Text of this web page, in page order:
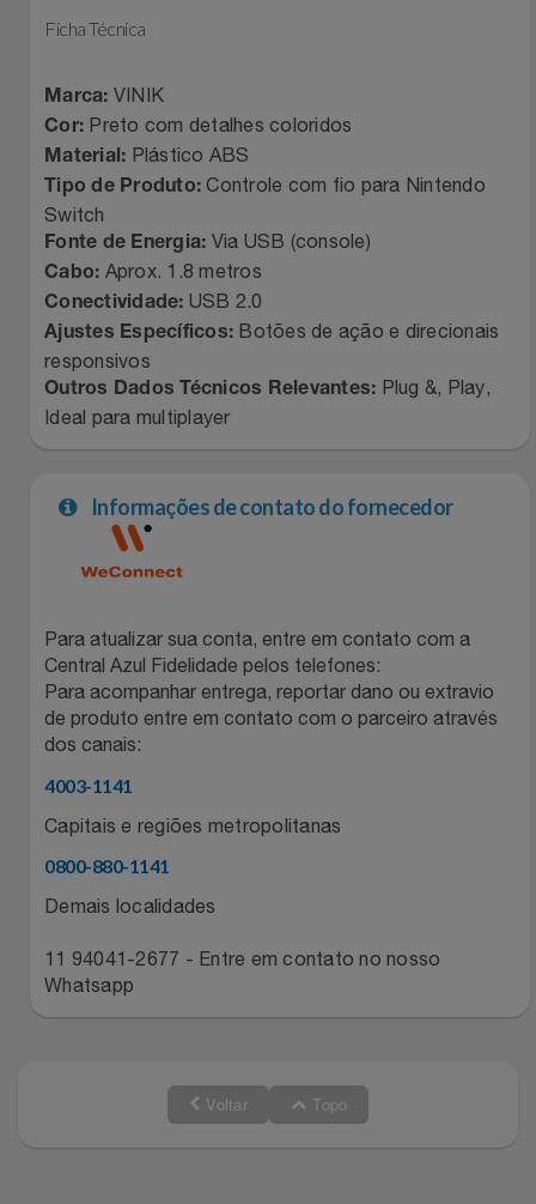
Ficha Técnica
Marca: VINIK
Cor: Preto com detalhes coloridos
Material: Plástico ABS
Tipo de Produto: Controle com fio para Nintendo
Switch
Fonte de Energia: Via USB (console)
Cabo: Aprox. 1.8 metros
Conectividade: USB 2.0
Ajustes Específicos: Botões de ação e direcionais
responsivos
Outros Dados Técnicos Relevantes: Plug &, Play,
Ideal para multiplayer
Informações de contato do fornecedor
Para atualizar sua conta, entre em contato com a
Central Azul Fidelidade pelos telefones:
Para acompanhar entrega, reportar dano ou extravio
de produto entre em contato com o parceiro através
dos canais:
4003-1141
Capitais e regiões metropolitanas
0800-880-1141
Demais localidades
11 94041-2677 - Entre em contato no nosso
Whatsapp
Voltar Topo